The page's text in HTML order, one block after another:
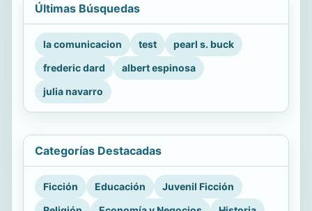
Últimas Búsquedas
la comunicacion test
pearl s. buck
frederic dard
albert espinosa
julia navarro
Categorías Destacadas
Ficción Educación
Juvenil Ficción